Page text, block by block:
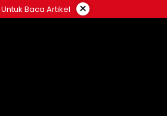
Baca Artikel ×